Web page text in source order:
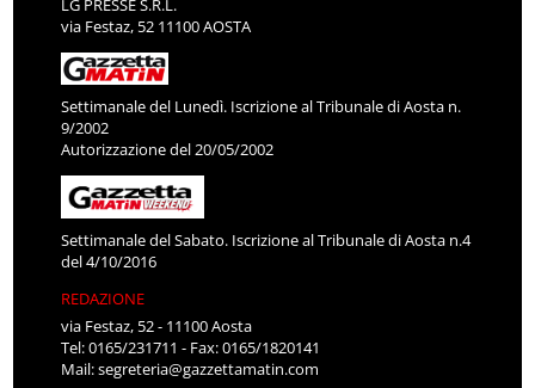
LG PRESSE S.R.L.
via Festaz, 52 11100 AOSTA
Settimanale del Lunedì. Iscrizione al Tribunale di Aosta n.
9/2002
Autorizzazione del 20/05/2002
Settimanale del Sabato. Iscrizione al Tribunale di Aosta n.4
del 4/10/2016
REDAZIONE
via Festaz, 52 - 11100 Aosta
Tel: 0165/231711 - Fax: 0165/1820141
Mail:segreteria@gazzettamatin.com